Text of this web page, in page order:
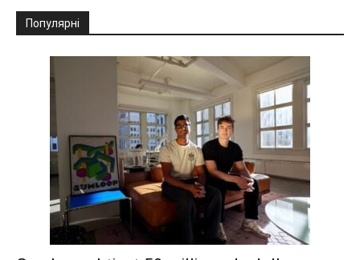
Популярні